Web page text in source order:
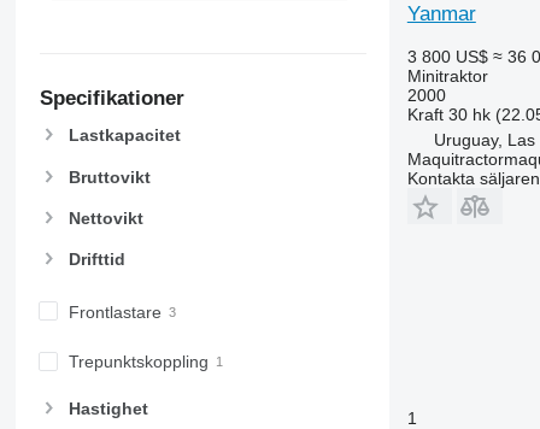
Specifikationer
Lastkapacitet
Bruttovikt
Nettovikt
Drifttid
Frontlastare
Trepunktskoppling
Hastighet
Yanmar
3 800 US$ ≈ 36
Minitraktor
2000
Kraft 30 hk
Uruguay, Las
Kontakta säljaren
1